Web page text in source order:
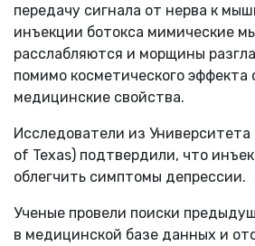
передачу сигнала от нерва к
инъекции ботокса мимические
расслабляются и морщины
помимо косметического
медицинские свойства.
Исследователи из
of Texas) подтвердили, что
облегчить симптомы депрессии.
Ученые провели поиски
в медицинской базе данных и